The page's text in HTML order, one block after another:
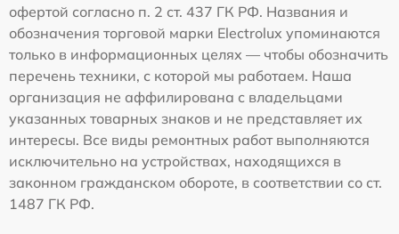
офертой согласно п. 2 ст. 437 ГК РФ. Названия и
обозначения торговой марки Electrolux упоминаются
только в информационных целях — чтобы обозначить
перечень техники, с которой мы работаем. Наша
организация не аффилирована с владельцами
указанных товарных знаков и не представляет их
интересы. Все виды ремонтных работ выполняются
исключительно на устройствах, находящихся в
законном гражданском обороте, в соответствии со ст.
1487 ГК РФ.